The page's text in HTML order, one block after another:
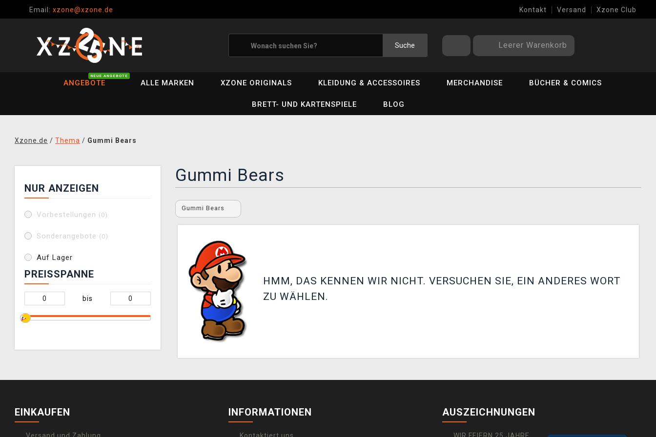
Email: xzone@xzone.de Kontakt Versand Xzone Club
Suche Leerer Warenkorb
ANGEBOTE
NEUE ANGEBOTE
ALLE MARKEN XZONE ORIGINALS KLEIDUNG & ACCESSOIRES MERCHANDISE BÜCHER & COMICS
BRETT- UND KARTENSPIELE BLOG
Xzone.de / Thema / Gummi Bears
NUR ANZEIGEN
Vorbestellungen (0)
Sonderangebote (0)
Auf Lager
PREISSPANNE
bis
Gummi Bears
Gummi Bears
HMM, DAS KENNEN WIR NICHT. VERSUCHEN SIE, EIN ANDERES WORT
ZU WÄHLEN.
EINKAUFEN INFORMATIONEN AUSZEICHNUNGEN